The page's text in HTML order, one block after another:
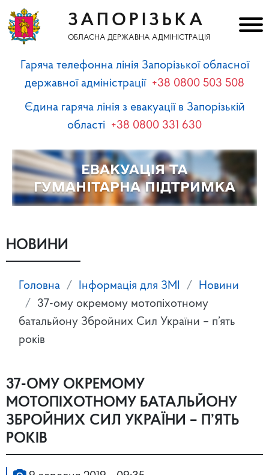
ЗАПОРІЗЬКА
ОБЛАСНА ДЕРЖАВНА АДМІНІСТРАЦІЯ
Гаряча телефонна лінія Запорізької обласної
державної адміністрації +38 0800 503 508
Єдина гаряча лінія з евакуації в Запорізькій
області +38 0800 331 630
НОВИНИ
Головна Інформація для ЗМІ
Новини
37-ому окремому мотопіхотному
батальйону Збройних Сил України – п’ять
років
37-ОМУ ОКРЕМОМУ
МОТОПІХОТНОМУ БАТАЛЬЙОНУ
ЗБРОЙНИХ СИЛ УКРАЇНИ – П’ЯТЬ
РОКІВ